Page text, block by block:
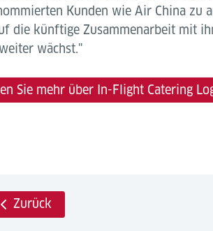
Kunden wie Air China zu
die künftige Zusammenarbeit mit
wächst."
Sie mehr über In-Flight Catering
Zurück